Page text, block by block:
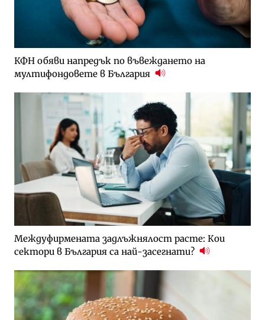
КФН обяви напредък по въвеждането на
мултифондовете в България
Междуфирмената задлъжнялост расте: Кои
сектори в България са най-засегнати?